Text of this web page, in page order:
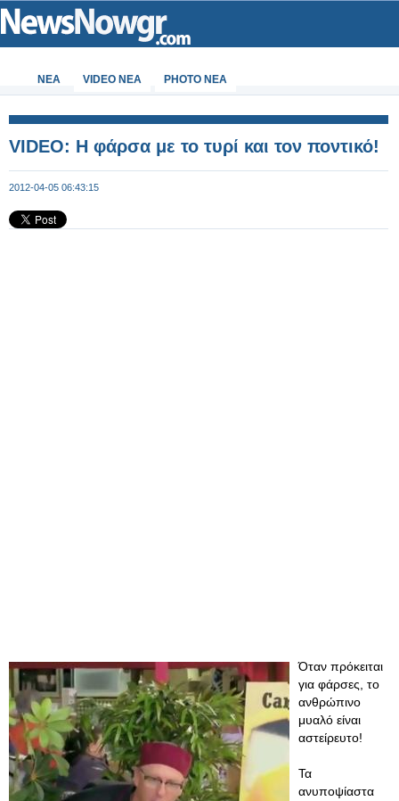
ΝΕΑ VIDEO NEA PHOTO NEA
VIDEO: Η φάρσα με το τυρί και τον ποντικό!
2012-04-05 06:43:15
Όταν πρόκειται
για φάρσες, το
ανθρώπινο
μυαλό είναι
αστείρευτο!
Τα
ανυποψίαστα